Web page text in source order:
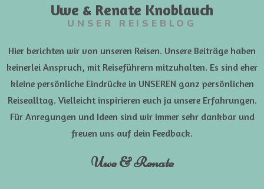
Uwe & Renate Knoblauch
UNSER REISEBLOG
Hier berichten wir von unseren Reisen. Unsere Beiträge haben
keinerlei Anspruch, mit Reiseführern mitzuhalten. Es sind eher
kleine persönliche Eindrücke in UNSEREN ganz persönlichen
Reisealltag. Vielleicht inspirieren euch ja unsere Erfahrungen.
Für Anregungen und Ideen sind wir immer sehr dankbar und
freuen uns auf dein Feedback.
Uwe & Renate